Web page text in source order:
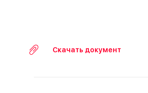
Скачать документ